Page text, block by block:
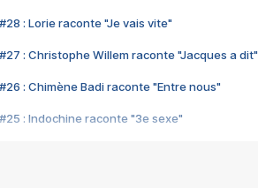
#28 : Lorie raconte "Je vais vite"
#27 : Christophe Willem raconte "Jacques a dit"
#26 : Chimène Badi raconte "Entre nous"
#25 : Indochine raconte "3e sexe"